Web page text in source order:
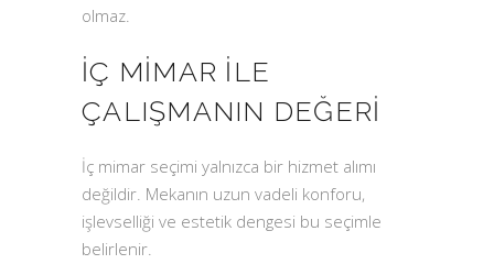
olmaz.
İÇ MIMAR ILE
ÇALIŞMANIN DEĞERI
İç mimar seçimi yalnızca bir hizmet alımı
değildir. Mekanın uzun vadeli konforu,
işlevselliği ve estetik dengesi bu seçimle
belirlenir.